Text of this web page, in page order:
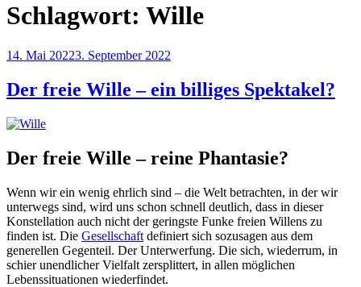
Schlagwort: Wille
Veröffentlicht
14. Mai 20223. September 2022
Der freie Wille – ein billiges Spektakel?
Der freie Wille – reine Phantasie?
Wenn wir ein wenig ehrlich sind – die Welt betrachten, in der wir
unterwegs sind, wird uns schon schnell deutlich, dass in dieser
Konstellation auch nicht der geringste Funke freien Willens zu
finden ist. Die Gesellschaft definiert sich sozusagen aus dem
generellen Gegenteil. Der Unterwerfung. Die sich, wiederrum, in
schier unendlicher Vielfalt zersplittert, in allen möglichen
Lebenssituationen wiederfindet.